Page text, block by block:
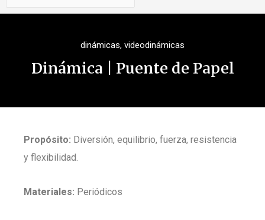
dinámicas, videodinámicas
Dinámica | Puente de Papel
Propósito: Diversión, equilibrio, fuerza, resistencia
y flexibilidad.
Materiales: Periódicos